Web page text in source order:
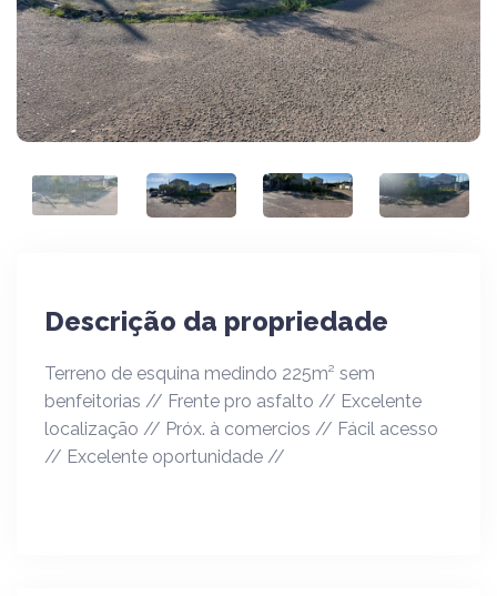
Descrição da propriedade
Terreno de esquina medindo 225m² sem
benfeitorias // Frente pro asfalto // Excelente
localização // Próx. à comercios // Fácil acesso
// Excelente oportunidade //